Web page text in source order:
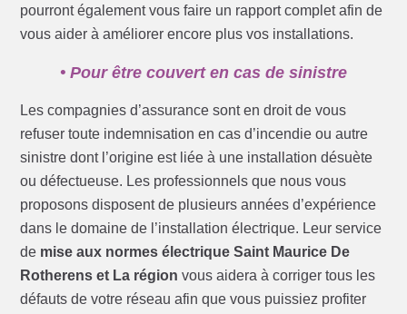
pourront également vous faire un rapport complet afin de
vous aider à améliorer encore plus vos installations.
• Pour être couvert en cas de sinistre
Les compagnies d’assurance sont en droit de vous
refuser toute indemnisation en cas d’incendie ou autre
sinistre dont l’origine est liée à une installation désuète
ou défectueuse. Les professionnels que nous vous
proposons disposent de plusieurs années d’expérience
dans le domaine de l’installation électrique. Leur service
de mise aux normes électrique Saint Maurice De
Rotherens et La région vous aidera à corriger tous les
défauts de votre réseau afin que vous puissiez profiter